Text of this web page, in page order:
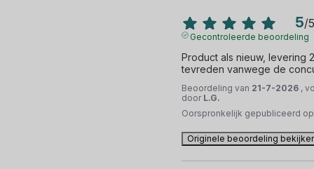
5/5
Gecontroleerde beoordeling
Product als nieuw, levering
tevreden vanwege de
Beoordeling van 21-7-2026 ,
door L.G.
Oorspronkelijk gepubliceerd
Originele beoordeling